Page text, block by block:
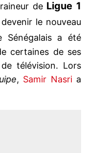
de Ligue 1
le nouveau
Sénégalais a été
certaines de ses
télévision. Lors
, Samir Nasria